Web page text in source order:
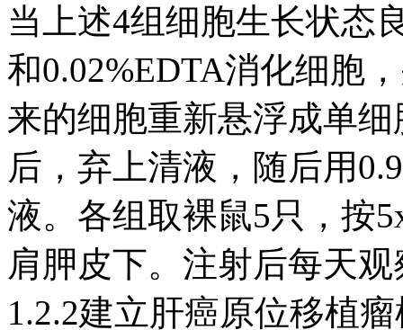
当上述4组细胞生长状态
和0.02%EDTA消化细胞
来的细胞重新悬浮成单
后，弃上清液，随后用
液。各组取裸鼠5只，按
肩胛皮下。注射后每天
1.2.2建立肝癌原位移植